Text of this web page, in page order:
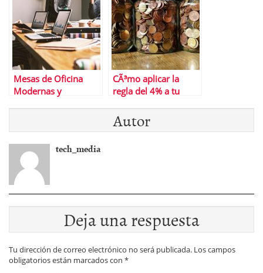
Mesas de Oficina
Modernas y
Empresa
CÃ³mo aplicar la
regla del 4% a tu
jubilaciÃ³n
Autor
tech_media
Deja una respuesta
Tu dirección de correo electrónico no será publicada. Los campos
obligatorios están marcados con *